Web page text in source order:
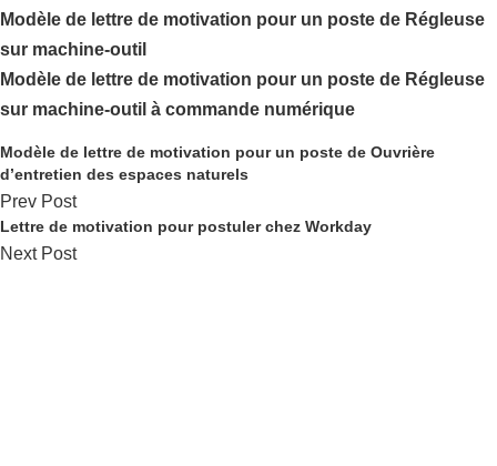
Modèle de lettre de motivation pour un poste de Régleuse
sur machine-outil
Modèle de lettre de motivation pour un poste de Régleuse
sur machine-outil à commande numérique
Modèle de lettre de motivation pour un poste de Ouvrière
d’entretien des espaces naturels
Prev Post
Lettre de motivation pour postuler chez Workday
Next Post